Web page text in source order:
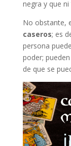
negra y que
No obstante,
caseros; es
persona
poder;
de que se